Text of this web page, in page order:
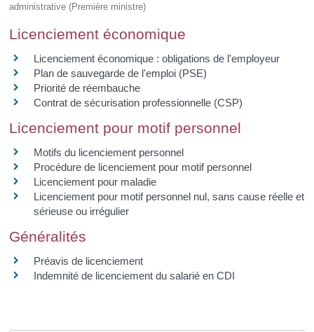
administrative (Première ministre)
Licenciement économique
Licenciement économique : obligations de l'employeur
Plan de sauvegarde de l'emploi (PSE)
Priorité de réembauche
Contrat de sécurisation professionnelle (CSP)
Licenciement pour motif personnel
Motifs du licenciement personnel
Procédure de licenciement pour motif personnel
Licenciement pour maladie
Licenciement pour motif personnel nul, sans cause réelle et
sérieuse ou irrégulier
Généralités
Préavis de licenciement
Indemnité de licenciement du salarié en CDI